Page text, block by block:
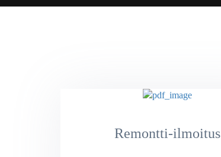
Remontti-ilmoitus